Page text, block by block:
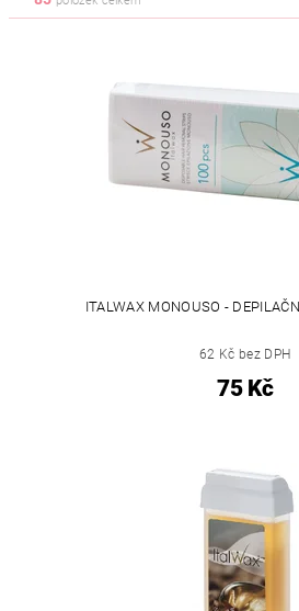
ITALWAX MONOUSO -
62 Kč bez DPH
75 Kč